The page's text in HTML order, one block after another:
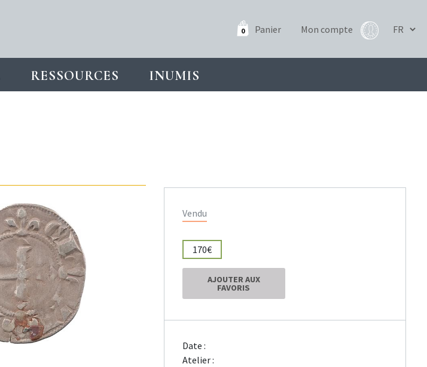
0 Panier Mon compte
RESSOURCES INUMIS
Vendu
170€
AJOUTER AUX
FAVORIS
Date :
Atelier :